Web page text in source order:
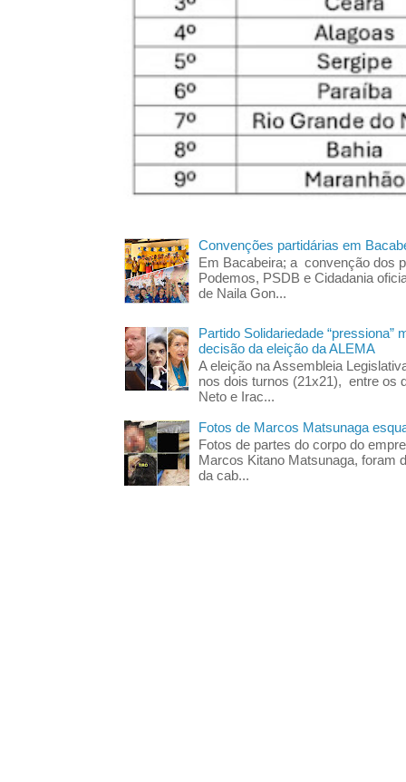
Convenções partidárias em
Em Bacabeira; a convenção dos
Podemos, PSDB e Cidadania
de Naila Gon...
Partido Solidariedade “pressiona”
decisão da eleição da ALEMA
A eleição na Assembleia
nos dois turnos (21x21), entre os
Neto e Irac...
Fotos de Marcos Matsunaga
Fotos de partes do corpo do
Marcos Kitano Matsunaga, foram
da cab...